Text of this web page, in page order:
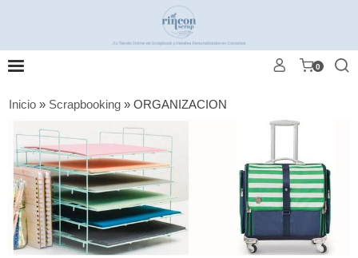
0
Inicio » Scrapbooking » ORGANIZACION